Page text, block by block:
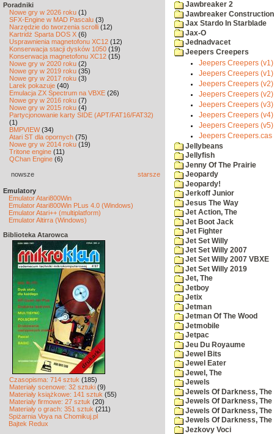
Poradniki
Nowe gry w 2026 roku (1)
SFX-Engine w MAD Pascalu (3)
Narzędzie do tworzenia scrolli (12)
Kartridż Sparta DOS X (6)
Usprawnienia magnetofonu XC12 (12)
Konserwacja stacji dysków 1050 (19)
Konserwacja magnetofonu XC12 (15)
Nowe gry w 2020 roku (2)
Nowe gry w 2019 roku (35)
Nowe gry w 2017 roku (3)
Larek pokazuje (40)
Emulacja ZX Spectrum na VBXE (26)
Nowe gry w 2016 roku (7)
Nowe gry w 2015 roku (4)
Partycjonowanie karty SIDE (APT/FAT16/FAT32)
(1)
BMPVIEW(34)
Atari ST dla opornych (75)
Nowe gry w 2014 roku (19)
Tritone engine (11)
QChan Engine (6)
nowsze starsze
Emulatory
Emulator Atari800Win
Emulator Atari800Win PLus 4.0 (Windows)
Emulator Atari++ (multiplatform)
Emulator Altirra (Windows)
Biblioteka Atarowca
Czasopisma: 714 sztuk (185)
Materiały scenowe: 32 sztuki (9)
Materiały książkowe: 141 sztuk (55)
Materiały firmowe: 27 sztuk (20)
Materiały o grach: 351 sztuk (211)
Spiżarnia Voya na Chomikuj.pl
Bajtek Redux
Jawbreaker 2
Jawbreaker Construction
Jax Stardo In Starblade
Jax-O
Jednadvacet
Jeepers Creepers
Jeepers Creepers
Jeepers Creepers
Jeepers Creepers
Jeepers Creepers
Jeepers Creepers
Jeepers Creepers
Jeepers Creepers
Jeepers Creepers.cas
Jellybeans
Jellyfish
Jenny Of The Prairie
Jeopardy
Jeopardy!
Jerkoff Junior
Jesus The Way
Jet Action, The
Jet Boot Jack
Jet Fighter
Jet Set Willy
Jet Set Willy 2007
Jet Set Willy 2007 VBXE
Jet Set Willy 2019
Jet, The
Jetboy
Jetix
Jetman
Jetman Of The Wood
Jetmobile
Jetpac
Jeu Du Royaume
Jewel Bits
Jewel Eater
Jewel, The
Jewels
Jewels Of Darkness, The
Jewels Of Darkness,
Jewels Of Darkness,
Jewels Of Darkness,
Jezkovy Voci